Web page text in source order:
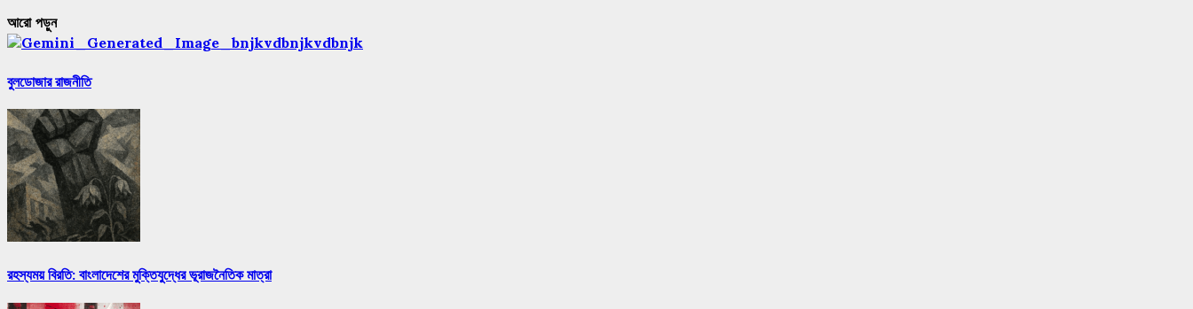
আরো পড়ুন
বুলডোজার রাজনীতি
রহস্যময় বিরতি: বাংলাদেশের মুক্তিযুদ্ধের ভূরাজনৈতিক মাত্রা